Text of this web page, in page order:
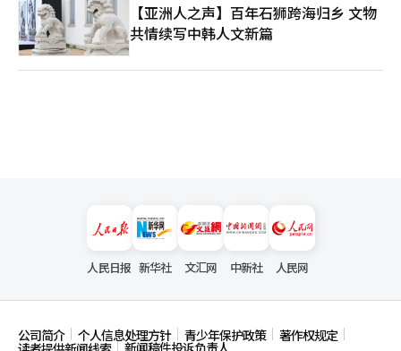
【亚洲人之声】百年石狮跨海归乡 文物
共情续写中韩人文新篇
人民日报 新华社 文汇网 中新社 人民网
公司简介 个人信息处理方针 青少年保护政策 著作权规定
新闻稿件投诉负责人